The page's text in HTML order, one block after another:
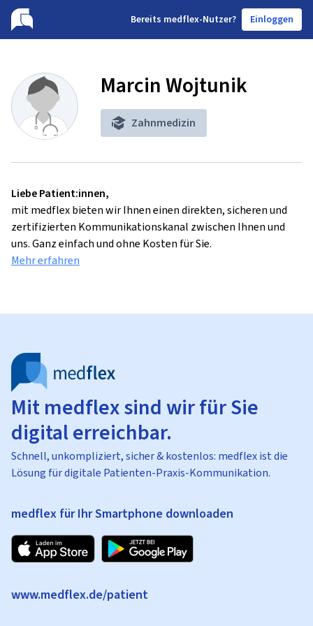
Bereits medflex-Nutzer? Einloggen
Marcin Wojtunik
Zahnmedizin
Liebe Patient:innen,
mit medflex bieten wir Ihnen einen direkten, sicheren und
zertifizierten Kommunikationskanal zwischen Ihnen und
uns. Ganz einfach und ohne Kosten für Sie.
Mehr erfahren
Mit medflex sind wir für Sie
digital erreichbar.
Schnell, unkompliziert, sicher & kostenlos: medflex ist die
Lösung für digitale Patienten-Praxis-Kommunikation.
medflex für Ihr Smartphone downloaden
www.medflex.de/patient